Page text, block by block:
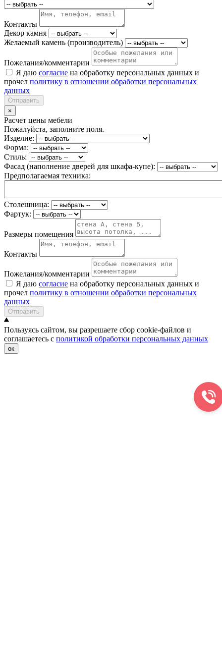
Контакты
Декор камня
Желаемый камень (производитель)
Пожелания/комментарии
Я даю согласие на обработку персональных данных и
прочел политику в отношении обработки персональных
данных
Отправить
×
Расчет цены мебели
Пожалуйста, заполните поля.
Изделие:
Форма:
Стиль:
Фасад (наполнение дверей для шкафа-купе):
Предполагаемая техника:
Столешница:
Фартук:
Размеры помещения
Контакты
Пожелания/комментарии
Я даю согласие на обработку персональных данных и
прочел политику в отношении обработки персональных
данных
Отправить
Пользуясь сайтом, вы разрешаете сбор cookie-файлов и
соглашаетесь с политикой обработки персональных данных
ок